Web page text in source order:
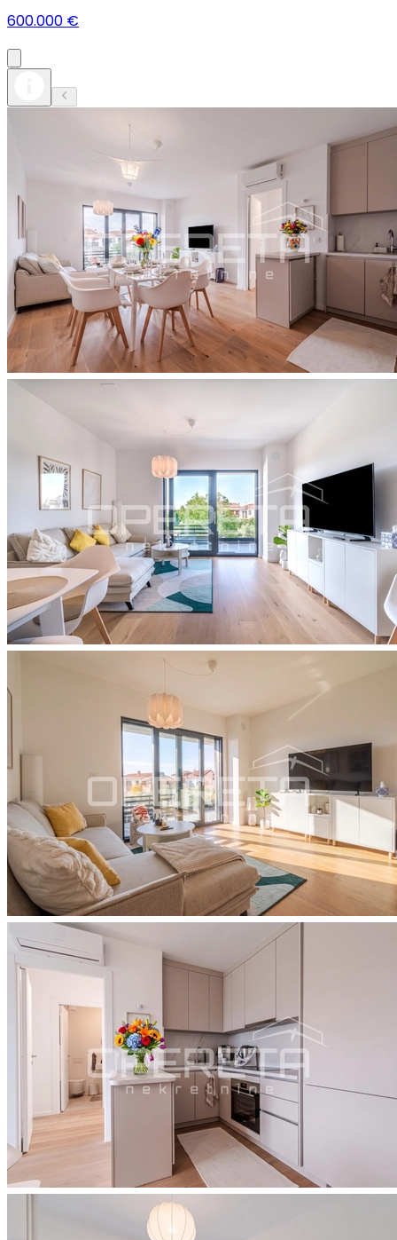
600.000 €